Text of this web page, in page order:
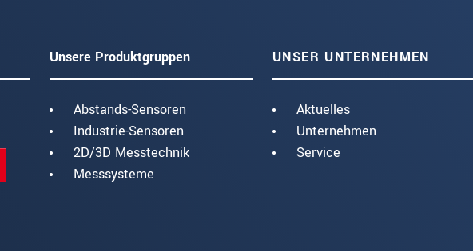
Unsere Produktgruppen
Abstands-Sensoren
Industrie-Sensoren
2D/3D Messtechnik
Messsysteme
UNSER UNTERNEHMEN
Aktuelles
Unternehmen
Service